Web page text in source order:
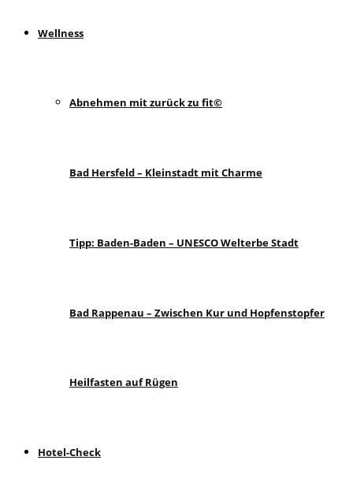
Wellness
Abnehmen mit zurück zu fit©
Bad Hersfeld – Kleinstadt mit Charme
Tipp: Baden-Baden – UNESCO Welterbe Stadt
Bad Rappenau – Zwischen Kur und Hopfenstopfer
Heilfasten auf Rügen
Hotel-Check